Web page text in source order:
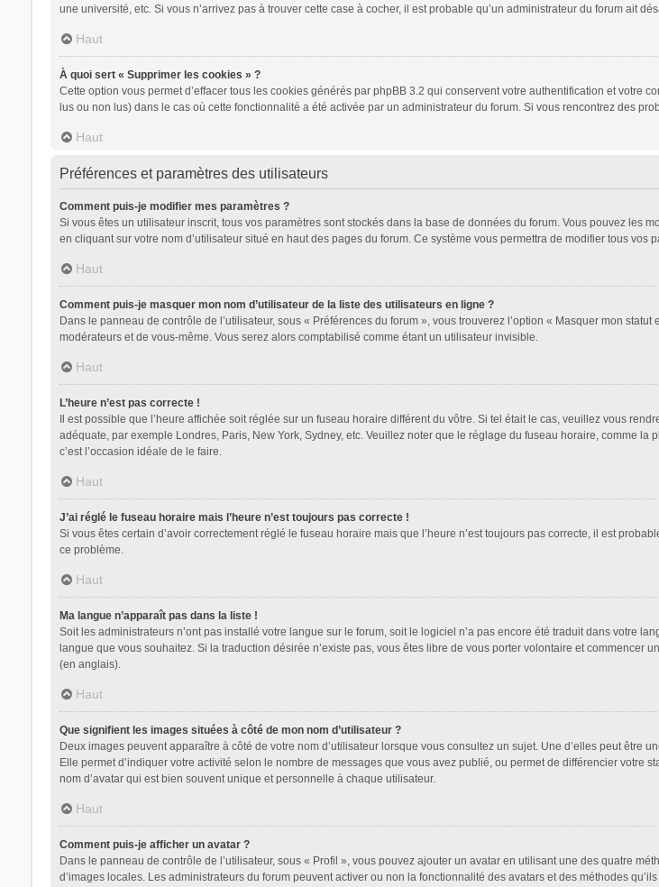
une université, etc. Si vous n’arrivez pas à trouver cette case à cocher, il est probable qu’un administrateur du forum ait
Haut
À quoi sert « Supprimer les cookies » ?
Cette option vous permet d’effacer tous les cookies générés par phpBB 3.2 qui conservent votre authentification et votre
lus ou non lus) dans le cas où cette fonctionnalité a été activée par un administrateur du forum. Si vous rencontrez des
Haut
Préférences et paramètres des utilisateurs
Comment puis-je modifier mes paramètres ?
Si vous êtes un utilisateur inscrit, tous vos paramètres sont stockés dans la base de données du forum. Vous pouvez les
en cliquant sur votre nom d’utilisateur situé en haut des pages du forum. Ce système vous permettra de modifier tous vos
Haut
Comment puis-je masquer mon nom d’utilisateur de la liste des utilisateurs en ligne ?
Dans le panneau de contrôle de l’utilisateur, sous « Préférences du forum », vous trouverez l’option « Masquer mon
modérateurs et de vous-même. Vous serez alors comptabilisé comme étant un utilisateur invisible.
Haut
L’heure n’est pas correcte !
Il est possible que l’heure affichée soit réglée sur un fuseau horaire différent du vôtre. Si tel était le cas, veuillez vous
adéquate, par exemple Londres, Paris, New York, Sydney, etc. Veuillez noter que le réglage du fuseau horaire, comme la
c’est l’occasion idéale de le faire.
Haut
J’ai réglé le fuseau horaire mais l’heure n’est toujours pas correcte !
Si vous êtes certain d’avoir correctement réglé le fuseau horaire mais que l’heure n’est toujours pas correcte, il est
ce problème.
Haut
Ma langue n’apparaît pas dans la liste !
Soit les administrateurs n’ont pas installé votre langue sur le forum, soit le logiciel n’a pas encore été traduit dans votre
langue que vous souhaitez. Si la traduction désirée n’existe pas, vous êtes libre de vous porter volontaire et commencer
(en anglais).
Haut
Que signifient les images situées à côté de mon nom d’utilisateur ?
Deux images peuvent apparaître à côté de votre nom d’utilisateur lorsque vous consultez un sujet. Une d’elles peut
Elle permet d’indiquer votre activité selon le nombre de messages que vous avez publié, ou permet de différencier votre
nom d’avatar qui est bien souvent unique et personnelle à chaque utilisateur.
Haut
Comment puis-je afficher un avatar ?
Dans le panneau de contrôle de l’utilisateur, sous « Profil », vous pouvez ajouter un avatar en utilisant une des quatre
d’images locales. Les administrateurs du forum peuvent activer ou non la fonctionnalité des avatars et des méthodes